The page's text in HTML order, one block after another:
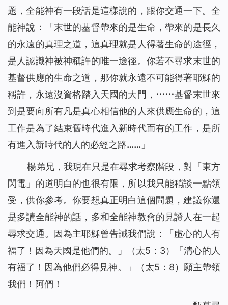
題，全能神有一段話是這樣說的，跟你交通一下。全
能神說：「 末世的基督帶來的是生命，帶來的是長久
的永遠的真理之道，這真理就是人得著生命的途徑，
是人認識神被神稱許的唯一途徑。你若不尋求末世的
基督供應的生命之道，那你就永遠不可能得著耶穌的
稱許，永遠沒資格踏入天國的大門，⋯⋯基督末世來
到是要向所有凡是真心相信他的人來供應生命的，這
工作是為了結束舊時代進入新時代而有的工作，是所
有進入新時代的人的必經之路…… 」
楊弟兄，我現在只是在尋求考察階段，對「東方
閃電」的道明白的也很有限，所以我只能稍談一點領
受，供你參考。你要想真正明白這個問題，建議你還
是多讀全能神的話，多和全能神教會的見證人在一起
尋求交通。因為主耶穌曾告誡我們說：「 虛心的人有
福了！因為天國是他們的。
」（太5：3）「 清心的人
有福了！因為他們必得見神。
」（太5：8）願主帶領
我們！阿們！